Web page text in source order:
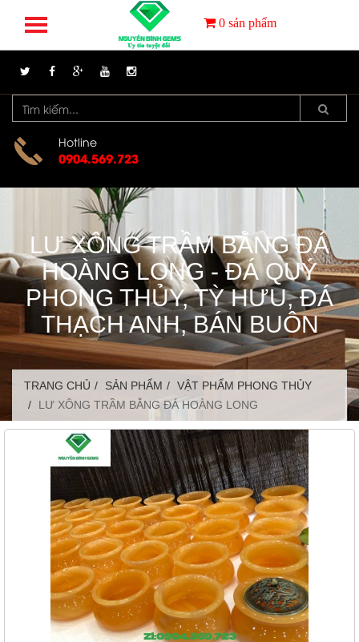
0 sản phẩm
Hotline
0904.569.723
LƯ XÔNG TRẦM BẰNG ĐÁ
HOÀNG LONG - ĐÁ QUÝ
PHONG THỦY, TỲ HƯU, ĐÁ
THẠCH ANH, BÁN BUÔN
TRANG CHỦ SẢN PHẨM
VẬT PHẨM PHONG THỦY
LƯ XÔNG TRẦM BẰNG ĐÁ HOÀNG LONG